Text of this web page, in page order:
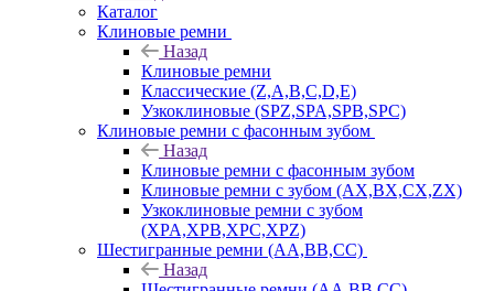
Каталог
Клиновые ремни
Назад
Клиновые ремни
Классические (Z,A,B,C,D,E)
Узкоклиновые (SPZ,SPA,SPB,SPC)
Клиновые ремни с фасонным зубом
Назад
Клиновые ремни с фасонным зубом
Клиновые ремни с зубом (AX,BX,CX,ZX)
Узкоклиновые ремни с зубом
(XPA,XPB,XPC,XPZ)
Шестигранные ремни (AA,BB,CC)
Назад